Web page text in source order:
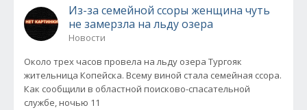
Из-за семейной ссоры женщина чуть
не замерзла на льду озера
Новости
Около трех часов провела на льду озера Тургояк
жительница Копейска. Всему виной стала семейная ссора.
Как сообщили в областной поисково-спасательной
службе, ночью 11